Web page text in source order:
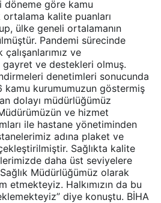
döneme göre kamu
ortalama kalite puanları
ülke geneli ortalamanın
Pandemi sürecinde
ve
ve destekleri olmuş.
denetimleri sonucunda
kamu kurumumuzun göstermiş
dolayı müdürlüğümüz
ve hizmet
ile hastane yönetiminden
adına plaket ve
Sağlıkta kalite
daha üst seviyelere
Müdürlüğümüz olarak
etmekteyiz. Halkımızın da bu
diye konuştu. BİHA